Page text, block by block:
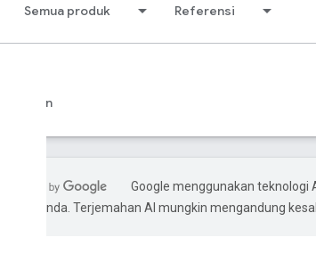
Semua produk Referensi
Dukungan
Google menggunakan teknologi
pilihan Anda. Terjemahan AI mungkin mengandung